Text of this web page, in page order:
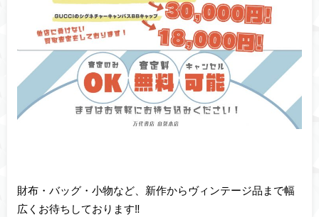
財布・バッグ・小物など、新作からヴィンテージ品まで幅
広くお待ちしております‼